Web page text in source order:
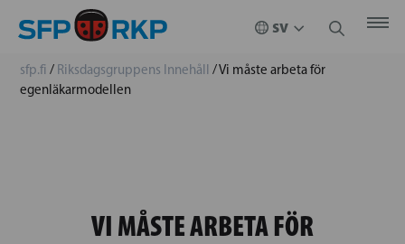
sfp.fi / Riksdagsgruppens Innehåll /Vi måste arbeta för
egenläkarmodellen
VI MÅSTE ARBETA FÖR